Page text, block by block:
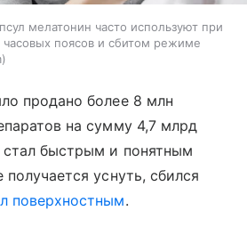
мелатонин часто используют при
поясов и сбитом режиме
продано более 8 млн
на сумму 4,7 млрд
стал быстрым и понятным
уснуть, сбился
поверхностным.